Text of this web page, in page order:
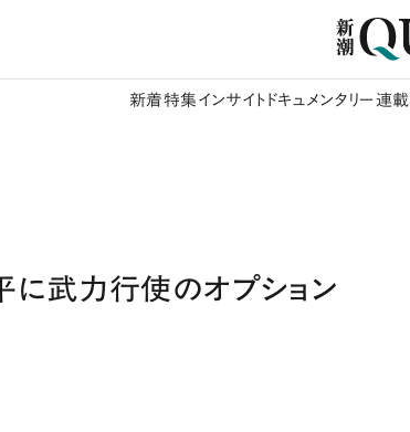
新着特集 インサイト ドキュメンタリー 連載
に武力行使のオプション